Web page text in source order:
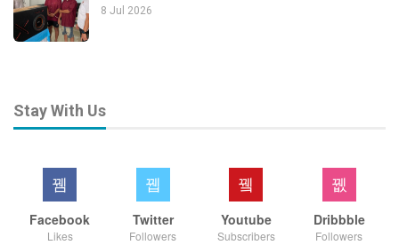
8 Jul 2026
Stay With Us
Facebook
Likes
Twitter
Followers
Youtube
Subscribers
Dribbble
Followers